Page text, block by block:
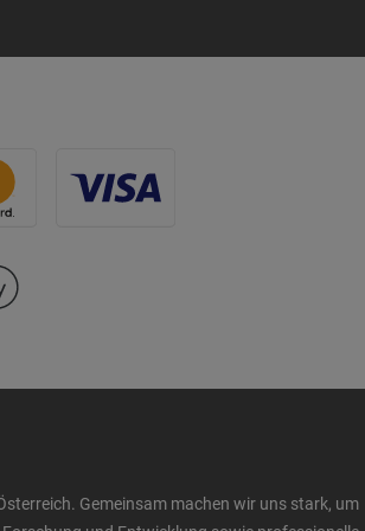
Gemeinsam machen wir uns stark, um